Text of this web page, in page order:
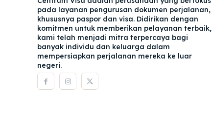
pada layanan pengurusan dokumen perjalanan,
khususnya paspor dan visa. Didirikan dengan
komitmen untuk memberikan pelayanan terbaik,
kami telah menjadi mitra terpercaya bagi
banyak individu dan keluarga dalam
mempersiapkan perjalanan mereka ke luar
negeri.